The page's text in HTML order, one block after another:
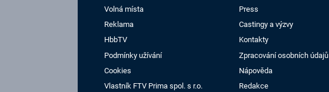
Volná místa
Press
Reklama
Castingy a výzvy
HbbTV
Kontakty
Podmínky užívání
Zpracování osobních údajů
Cookies
Nápověda
Vlastník FTV Prima spol. s r.o.
Redakce